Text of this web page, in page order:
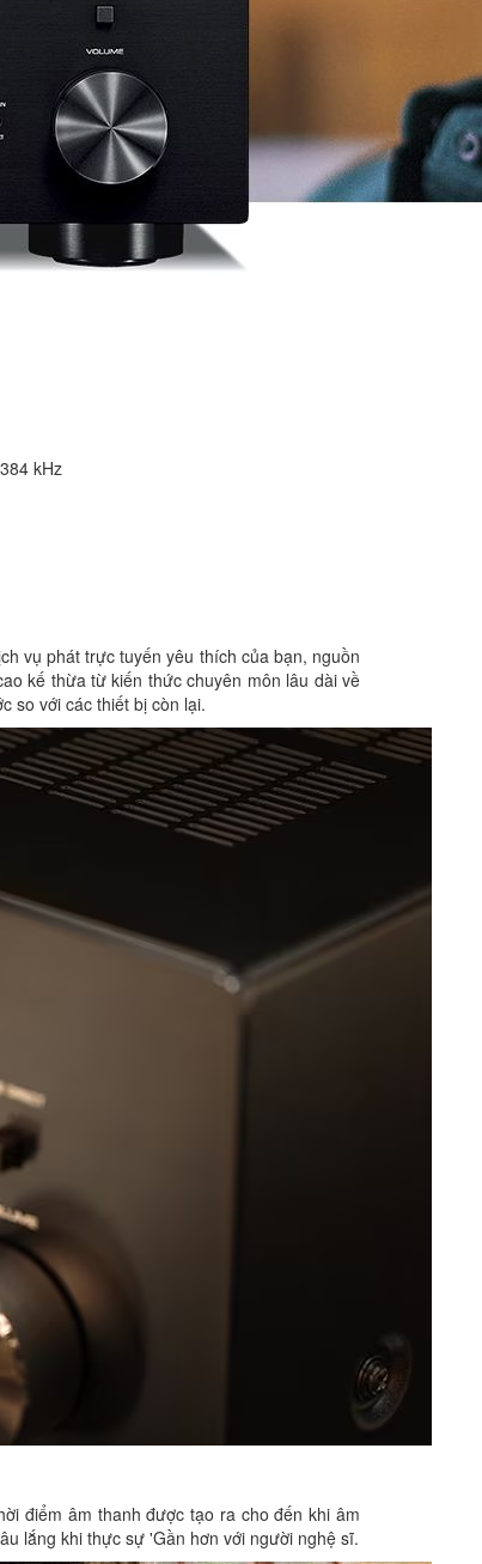
kHz
vụ phát trực tuyến yêu thích của bạn, nguồn
kế thừa từ kiến thức chuyên môn lâu dài về
so với các thiết bị còn lại.
điểm âm thanh được tạo ra cho đến khi âm
lắng khi thực sự 'Gần hơn với người nghệ sĩ.